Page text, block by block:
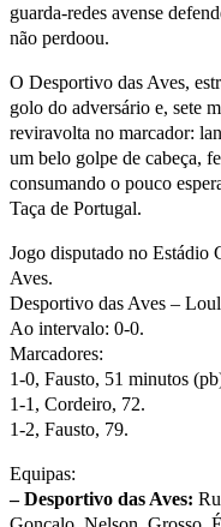
guarda-redes avense
não perdoou.
O Desportivo das Aves,
golo do adversário e, sete
reviravolta no marcador:
um belo golpe de cabeça,
consumando o pouco
Taça de Portugal.
Jogo disputado no Estádio
Aves.
Desportivo das Aves –
Ao intervalo: 0-0.
Marcadores:
1-0, Fausto, 51 minutos
1-1, Cordeiro, 72.
1-2, Fausto, 79.
Equipas:
– Desportivo das Aves: